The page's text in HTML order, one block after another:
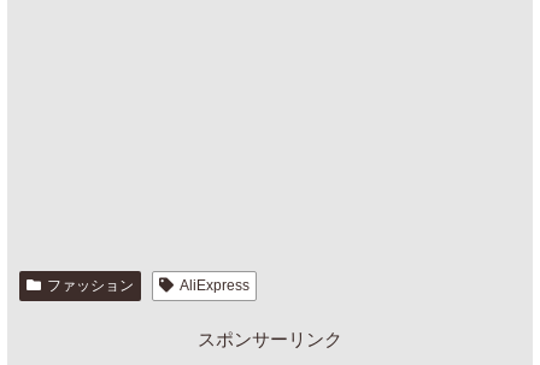
ファッション AliExpress
スポンサーリンク